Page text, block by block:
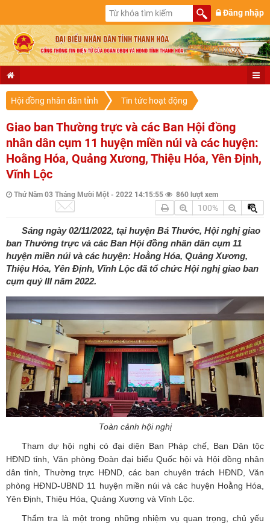
Đăng nhập
Hội đồng nhân dân tỉnh Tin tức hoạt động
Giao ban Thường trực và các Ban Hội đồng
nhân dân cụm 11 huyện miền núi và các huyện:
Hoằng Hóa, Quảng Xương, Thiệu Hóa, Yên Định,
Vĩnh Lộc
Thứ Năm 03 Tháng Mười Một - 2022 14:15:55 860 lượt xem
100%
Sáng ngày 02/11/2022, tại huyện Bá Thước, Hội nghị giao
ban Thường trực và các Ban Hội đồng nhân dân cụm 11
huyện miền núi và các huyện: Hoằng Hóa, Quảng Xương,
Thiệu Hóa, Yên Định, Vĩnh Lộc đã tổ chức Hội nghị giao ban
cụm quý III năm 2022.
Toàn cảnh hội nghị
Tham dự hội nghị có đại diện Ban Pháp chế, Ban Dân tộc
HĐND tỉnh, Văn phòng Đoàn đại biểu Quốc hội và Hội đồng nhân
dân tỉnh, Thường trực HĐND, các ban chuyên trách HĐND, Văn
phòng HĐND-UBND 11 huyện miền núi và các huyện Hoằng Hóa,
Yên Định, Thiệu Hóa, Quảng Xương và Vĩnh Lộc.
Thẩm tra là một trong những nhiệm vụ quan trọng, chủ yếu